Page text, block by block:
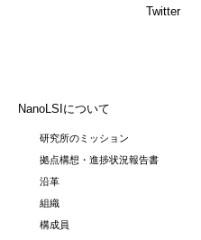
Twitter
NanoLSIについて
研究所のミッション
拠点構想・進捗状況報告書
沿革
組織
構成員